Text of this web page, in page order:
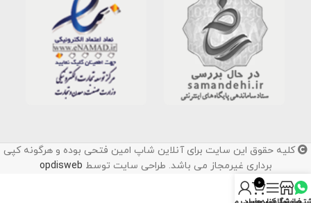
کلیه حقوق این سایت برای آنلاین شاپ امین فتحی بوده و هرگونه کپی
برداری غیرمجاز می باشد. طراحی سایت توسط opdisweb
0